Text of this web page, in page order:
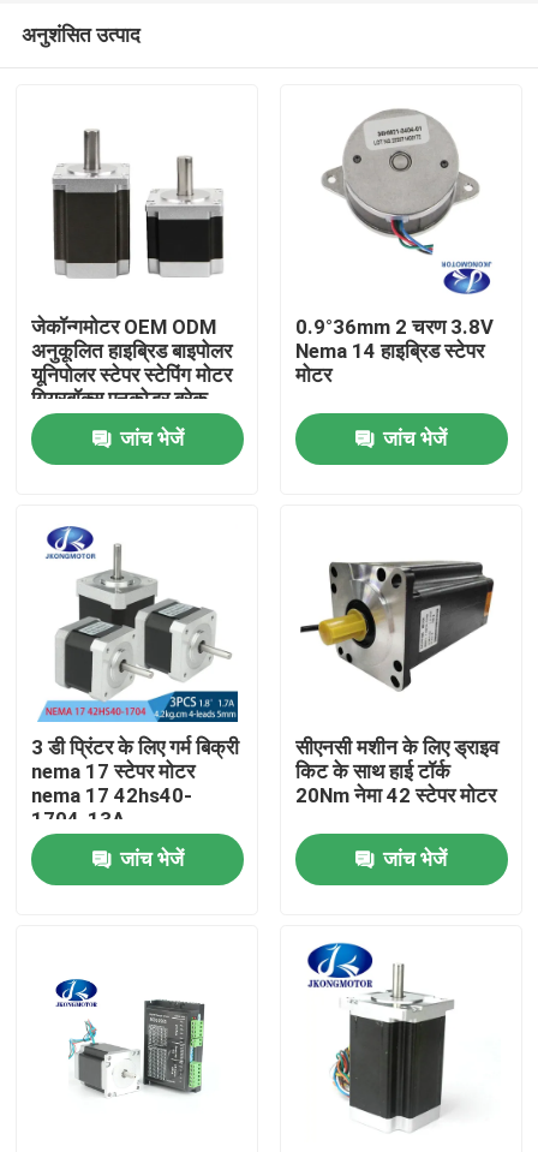
घर
उत्पाद
हमारे बारे में
कारखाना भ्रमण
गुणवत्ता नियंत्रण
संपर्क करें
एकीकृत स्टेपर सर्वो मोटर
एकीकृत डीसी सर्वो मोटर
अनुशंसित उत्पाद
जेकॉन्गमोटर OEM ODM
अनुकूलित हाइब्रिड बाइपोलर
यूनिपोलर स्टेपर स्टेपिंग मोटर
गियरबॉक्स एनकोडर ब्रेक
इंटीग्रेटेड ड्राइवर के साथ
जांच भेजें
0.9°36mm 2 चरण 3.8V
Nema 14 हाइब्रिड स्टेपर
मोटर
जांच भेजें
3 डी प्रिंटर के लिए गर्म बिक्री
nema 17 स्टेपर मोटर
nema 17 42hs40-
1704-13A
जांच भेजें
सीएनसी मशीन के लिए ड्राइव
किट के साथ हाई टॉर्क
20Nm नेमा 42 स्टेपर मोटर
जांच भेजें